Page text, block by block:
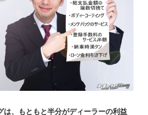
は、もともと半分がディーラーの利益